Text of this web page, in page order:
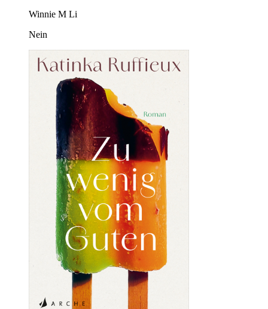
Winnie M Li
Nein